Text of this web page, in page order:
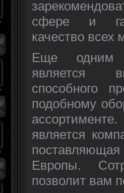
сфере и
качество всех
Еще одним
является
способного
подобному
является
Европы.
позволит вам